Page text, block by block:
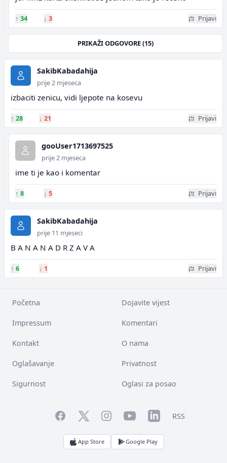
↑ 34 ↓ 3 Prijavi
PRIKAŽI ODGOVORE (15)
SakibKabadahija
prije 2 mjeseca
izbaciti zenicu, vidi ljepote na kosevu
↑ 28 ↓ 21 Prijavi
gooUser1713697525
prije 2 mjeseca
ime ti je kao i komentar
↑ 8 ↓ 5 Prijavi
SakibKabadahija
prije 11 mjeseci
B A N A N A D R Z A V A
↑ 6 ↓ 1 Prijavi
Početna Dojavite vijest
Impressum Komentari
Kontakt O nama
Oglašavanje Privatnost
Sigurnost Oglasi za posao
FacebookTwitterInstagramYouTubeLinkedInRSS
App Store Google Play